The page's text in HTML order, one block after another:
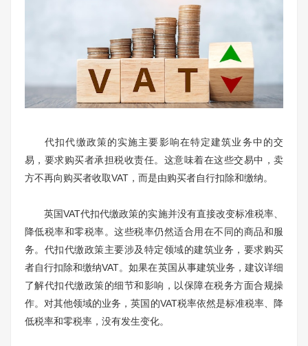
代扣代缴政策的实施主要影响在特定建筑业务中的交
易，要求购买者承担税收责任。这意味着在这些交易中，卖
方不再向购买者收取VAT，而是由购买者自行扣除和缴纳。
英国VAT代扣代缴政策的实施并没有直接改变标准税率、
降低税率和零税率。这些税率仍然适合用在不同的商品和服
务。代扣代缴政策主要涉及特定领域的建筑业务，要求购买
者自行扣除和缴纳VAT。如果在英国从事建筑业务，建议详细
了解代扣代缴政策的细节和影响，以保障在税务方面合规操
作。对其他领域的业务，英国的VAT税率依然是标准税率、降
低税率和零税率，没有发生变化。